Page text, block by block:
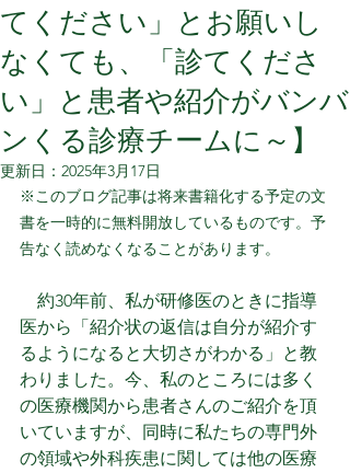
てください」とお願いし
なくても、「診てくださ
い」と患者や紹介がバンバ
ンくる診療チームに～】
更新日： 2025年3月17日
※このブログ記事は将来書籍化する予定の文
書を一時的に無料開放しているものです。予
告なく読めなくなることがあります。
約30年前、私が研修医のときに指導
医から「紹介状の返信は自分が紹介す
るようになると大切さがわかる」と教
わりました。今、私のところには多く
の医療機関から患者さんのご紹介を頂
いていますが、同時に私たちの専門外
の領域や外科疾患に関しては他の医療